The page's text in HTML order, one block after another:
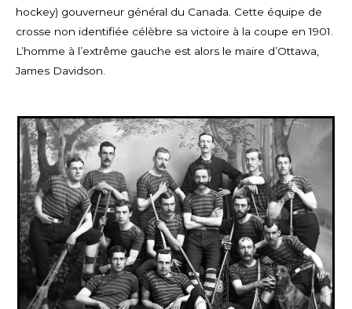
hockey) gouverneur général du Canada. Cette équipe de
crosse non identifiée célèbre sa victoire à la coupe en 1901.
L’homme à l’extrême gauche est alors le maire d’Ottawa,
James Davidson.